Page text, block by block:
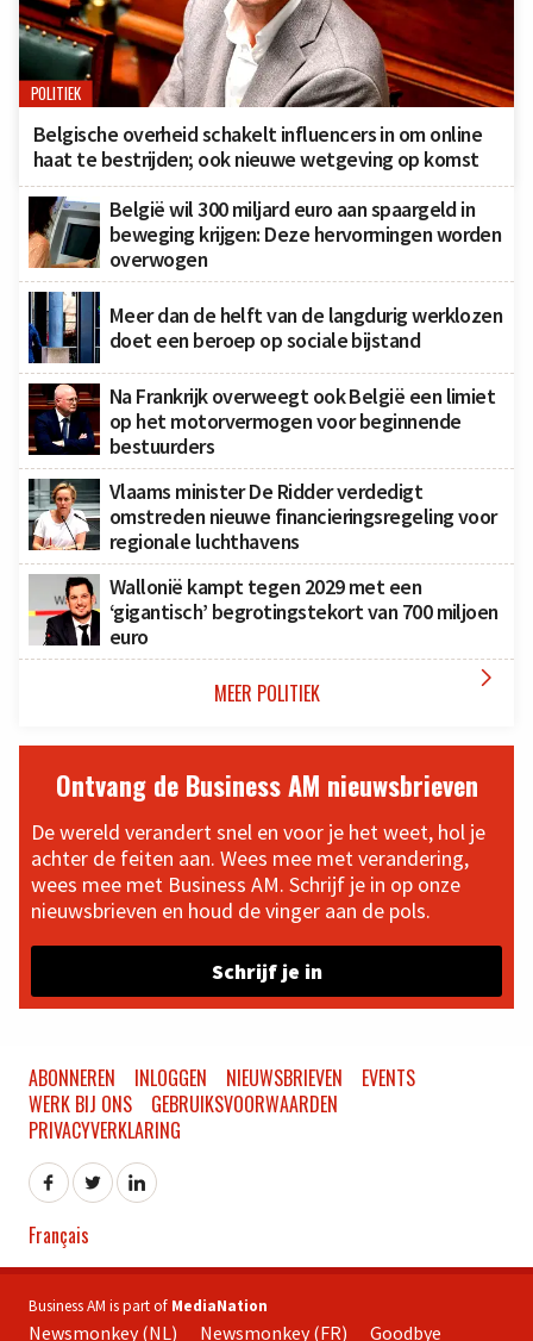
POLITIEK
Belgische overheid schakelt influencers in om online
haat te bestrijden; ook nieuwe wetgeving op komst
België wil 300 miljard euro aan spaargeld in
beweging krijgen: Deze hervormingen worden
overwogen
Meer dan de helft van de langdurig werklozen
doet een beroep op sociale bijstand
Na Frankrijk overweegt ook België een limiet
op het motorvermogen voor beginnende
bestuurders
Vlaams minister De Ridder verdedigt
omstreden nieuwe financieringsregeling voor
regionale luchthavens
Wallonië kampt tegen 2029 met een
‘gigantisch’ begrotingstekort van 700 miljoen
euro
MEER POLITIEK 
Ontvang de Business AM nieuwsbrieven
De wereld verandert snel en voor je het weet, hol je
achter de feiten aan. Wees mee met verandering,
wees mee met Business AM. Schrijf je in op onze
nieuwsbrieven en houd de vinger aan de pols.
Schrijf je in
ABONNEREN INLOGGEN NIEUWSBRIEVEN
EVENTS
WERK BIJ ONS
GEBRUIKSVOORWAARDEN
PRIVACYVERKLARING
Français
Business AM is part of MediaNation
Newsmonkey (NL) Newsmonkey (FR) Goodbye